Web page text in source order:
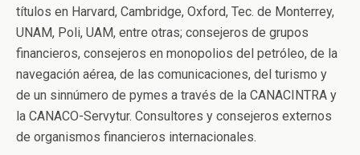
títulos en Harvard, Cambridge, Oxford, Tec. de Monterrey,
UNAM, Poli, UAM, entre otras; consejeros de grupos
financieros, consejeros en monopolios del petróleo, de la
navegación aérea, de las comunicaciones, del turismo y
de un sinnúmero de pymes a través de la CANACINTRA y
la CANACO-Servytur. Consultores y consejeros externos
de organismos financieros internacionales.